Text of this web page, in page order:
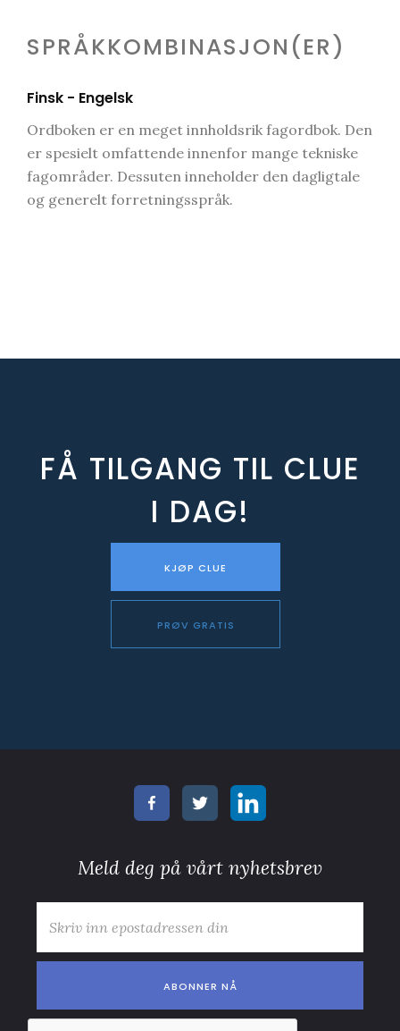
SPRÅKKOMBINASJON(ER)
Finsk - Engelsk
Ordboken er en meget innholdsrik fagordbok. Den
er spesielt omfattende innenfor mange tekniske
fagområder. Dessuten inneholder den dagligtale
og generelt forretningsspråk.
FÅ TILGANG TIL CLUE
I DAG!
KJØP CLUE
PRØV GRATIS
Meld deg på vårt nyhetsbrev